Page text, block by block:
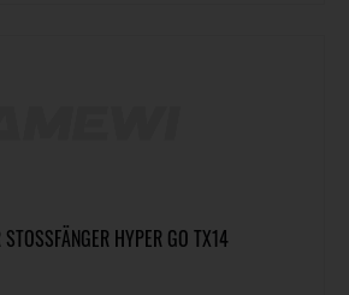
STOSSFÄNGER HYPER GO TX14